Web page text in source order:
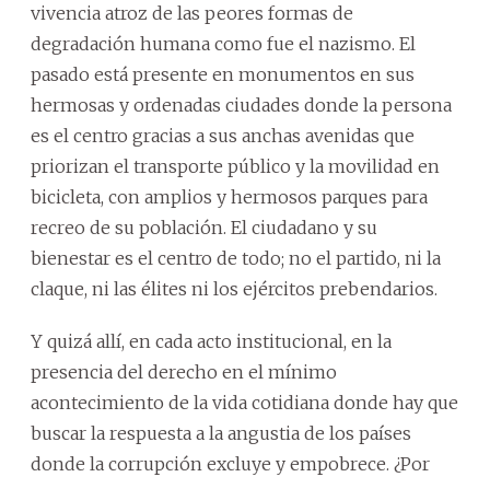
vivencia atroz de las peores formas de
degradación humana como fue el nazismo. El
pasado está presente en monumentos en sus
hermosas y ordenadas ciudades donde la persona
es el centro gracias a sus anchas avenidas que
priorizan el transporte público y la movilidad en
bicicleta, con amplios y hermosos parques para
recreo de su población. El ciudadano y su
bienestar es el centro de todo; no el partido, ni la
claque, ni las élites ni los ejércitos prebendarios.
Y quizá allí, en cada acto institucional, en la
presencia del derecho en el mínimo
acontecimiento de la vida cotidiana donde hay que
buscar la respuesta a la angustia de los países
donde la corrupción excluye y empobrece. ¿Por